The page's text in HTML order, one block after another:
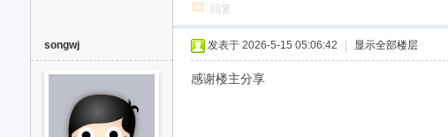
回复
songwj 发表于 2026-5-15 05:06:42 显示全部楼层
感谢楼主分享